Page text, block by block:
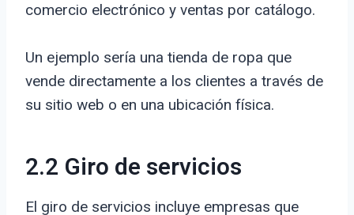
comercio electrónico y ventas por catálogo.
Un ejemplo sería una tienda de ropa que
vende directamente a los clientes a través de
su sitio web o en una ubicación física.
2.2 Giro de servicios
El giro de servicios incluye empresas que